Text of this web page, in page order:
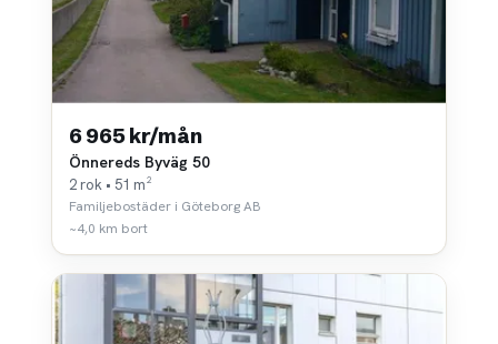
6 965 kr/mån
Önnereds Byväg 50
2 rok • 51 m²
Familjebostäder i Göteborg AB
~4,0 km bort